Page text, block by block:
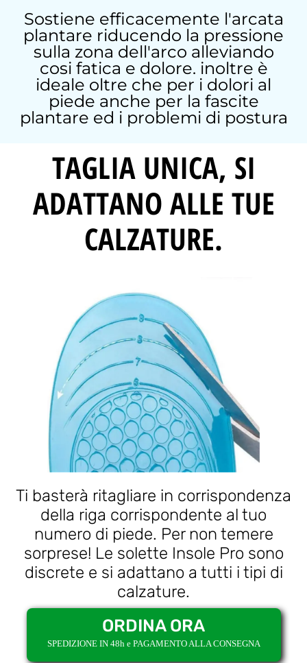
Sostiene efficacemente l'arcata
plantare riducendo la pressione
sulla zona dell'arco alleviando
cosi fatica e dolore. inoltre è
ideale oltre che per i dolori al
piede anche per la fascite
plantare ed i problemi di postura
TAGLIA UNICA, SI
ADATTANO ALLE TUE
CALZATURE.
Ti basterà ritagliare in corrispondenza
della riga corrispondente al tuo
numero di piede. Per non temere
sorprese! Le solette Insole Pro sono
discrete e si adattano a tutti i tipi di
calzature.
ORDINA ORA
SPEDIZIONE IN 48h e PAGAMENTO ALLA CONSEGNA